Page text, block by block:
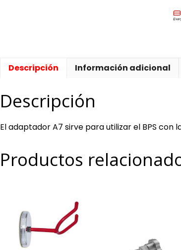
Descripción Información adicional
Descripción
El adaptador A7 sirve para utilizar el BPS con
Productos